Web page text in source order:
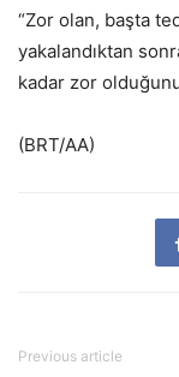
“Zor olan, başta
yakalandıktan
kadar zor
(BRT/AA)
Previous article